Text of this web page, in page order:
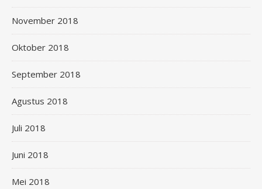
November 2018
Oktober 2018
September 2018
Agustus 2018
Juli 2018
Juni 2018
Mei 2018